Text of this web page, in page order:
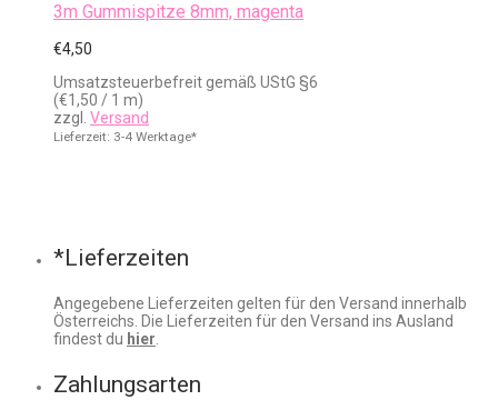
3m Gummispitze 8mm, magenta
€4,50
Umsatzsteuerbefreit gemäß UStG §6
(€1,50 / 1 m)
zzgl. Versand
Lieferzeit: 3-4 Werktage*
*Lieferzeiten
Angegebene Lieferzeiten gelten für den Versand innerhalb
Österreichs. Die Lieferzeiten für den Versand ins Ausland
findest du hier.
Zahlungsarten